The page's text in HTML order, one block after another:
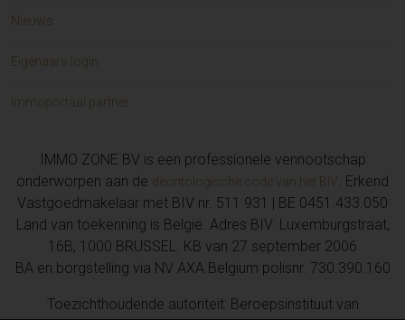
Nieuws
Eigenaars login
Immoportaal partner
IMMO ZONE BV is een professionele vennootschap
onderworpen aan de deontologische code van het BIV. Erkend
Vastgoedmakelaar met BIV nr. 511 931 | BE 0451.433.050
Land van toekenning is België. Adres BIV: Luxemburgstraat,
16B, 1000 BRUSSEL. KB van 27 september 2006
BA en borgstelling via NV AXA Belgium polisnr. 730.390.160
Toezichthoudende autoriteit: Beroepsinstituut van